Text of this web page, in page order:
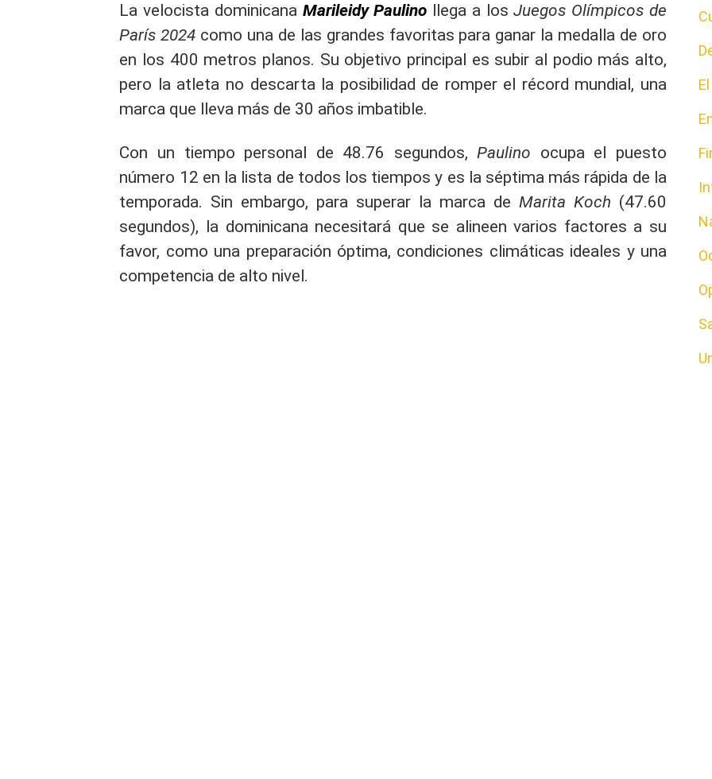
La velocista dominicana Marileidy Paulino llega a losJuegos Olímpicos de
París 2024 como una de las grandes favoritas para ganar la medalla de oro
en los 400 metros planos. Su objetivo principal es subir al podio más alto,
pero la atleta no descarta la posibilidad de romper el récord mundial, una
marca que lleva más de 30 años imbatible.
Con un tiempo personal de 48.76 segundos,Paulino ocupa el puesto
número 12 en la lista de todos los tiempos y es la séptima más rápida de la
temporada. Sin embargo, para superar la marca deMarita Koch (47.60
segundos), la dominicana necesitará que se alineen varios factores a su
favor, como una preparación óptima, condiciones climáticas ideales y una
competencia de alto nivel.